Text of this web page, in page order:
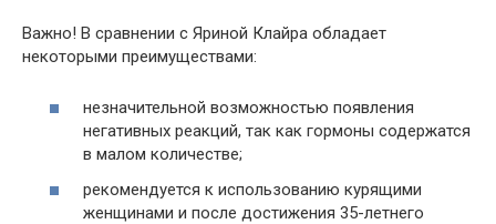
Важно! В сравнении с Яриной Клайра обладает
некоторыми преимуществами:
незначительной возможностью появления
негативных реакций, так как гормоны содержатся
в малом количестве;
рекомендуется к использованию курящими
женщинами и после достижения 35-летнего